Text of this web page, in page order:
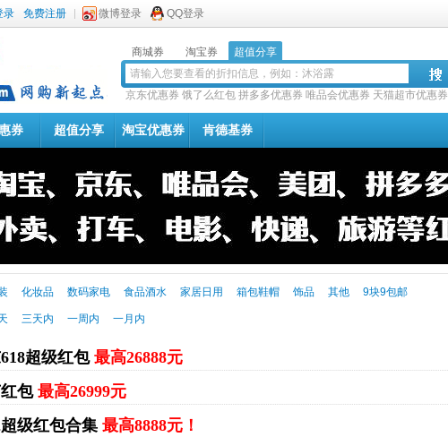
录 免费注册 微博登录 QQ登录
商城券 淘宝券 超值分享
京东优惠券 饿了么红包 拼多多优惠券 唯品会优惠券 天猫超市优惠券
券 超值分享 淘宝优惠券 肯德基券
化妆品 数码家电 食品酒水 家居日用 箱包鞋帽 饰品 其他 9块9包邮
三天内 一周内 一月内
超级红包 最高26888元
包最高26999元
级红包合集 最高8888元！